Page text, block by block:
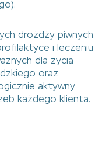
drożdży piwnych
i leczeniu
dla życia
oraz
aktywny
każdego klienta.